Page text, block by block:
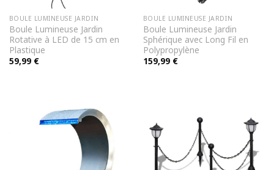
BOULE LUMINEUSE JARDIN
Boule Lumineuse Jardin
Rotative à LED de 15 cm en
Plastique
59,99 €
BOULE LUMINEUSE JARDIN
Boule Lumineuse Jardin
Sphérique avec Long Fil en
Polypropylène
159,99 €